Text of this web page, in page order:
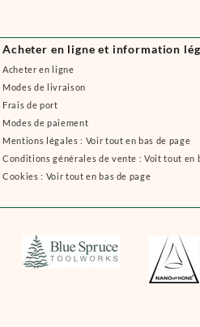
Acheter en ligne et information
Acheter en ligne
Modes de livraison
Frais de port
Modes de paiement
Mentions légales : Voir tout en bas de page
Conditions générales de vente : Voit tout en
Cookies : Voir tout en bas de page